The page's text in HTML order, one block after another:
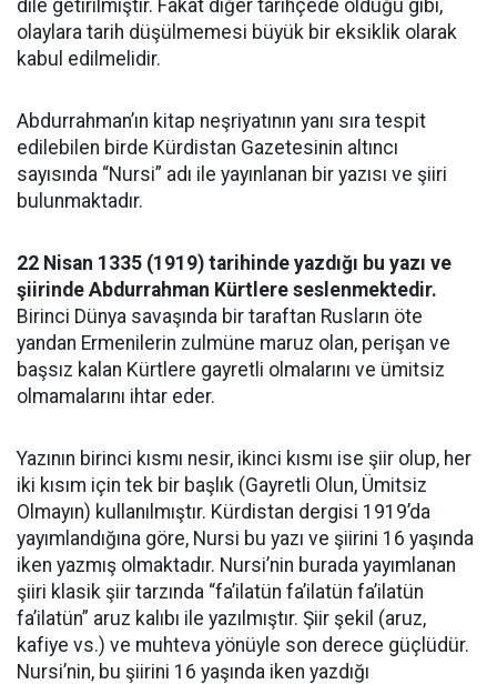
dile getirilmiştir. Fakat diğer tarihçede olduğu gibi,
olaylara tarih düşülmemesi büyük bir eksiklik olarak
kabul edilmelidir.
Abdurrahman’ın kitap neşriyatının yanı sıra tespit
edilebilen birde Kürdistan Gazetesinin altıncı
sayısında “Nursi” adı ile yayınlanan bir yazısı ve şiiri
bulunmaktadır.
22 Nisan 1335 (1919) tarihinde yazdığı bu yazı ve
şiirinde Abdurrahman Kürtlere seslenmektedir.
Birinci Dünya savaşında bir taraftan Rusların öte
yandan Ermenilerin zulmüne maruz olan, perişan ve
başsız kalan Kürtlere gayretli olmalarını ve ümitsiz
olmamalarını ihtar eder.
Yazının birinci kısmı nesir, ikinci kısmı ise şiir olup, her
iki kısım için tek bir başlık (Gayretli Olun, Ümitsiz
Olmayın) kullanılmıştır. Kürdistan dergisi 1919’da
yayımlandığına göre, Nursi bu yazı ve şiirini 16 yaşında
iken yazmış olmaktadır. Nursi’nin burada yayımlanan
şiiri klasik şiir tarzında “fa’ilatün fa’ilatün fa’ilatün
fa’ilatün” aruz kalıbı ile yazılmıştır. Şiir şekil (aruz,
kafiye vs.) ve muhteva yönüyle son derece güçlüdür.
Nursi’nin, bu şiirini 16 yaşında iken yazdığı